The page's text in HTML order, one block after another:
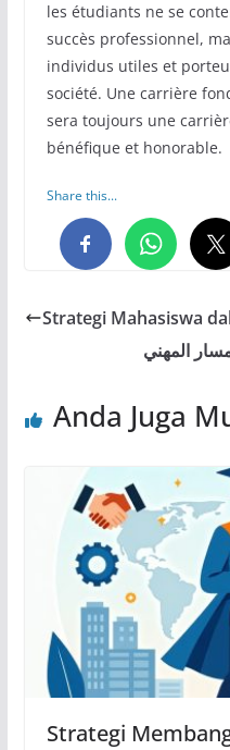
les étudiants ne se
succès professionnel,
individus utiles et
société. Une carrière
sera toujours une
bénéfique et honorable.
Share this...
Strategi Mahasiswa
المهني
Anda Juga
Strategi